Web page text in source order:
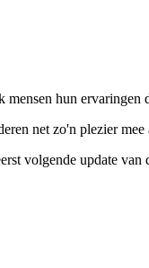
hun
net zo'n plezier
volgende update